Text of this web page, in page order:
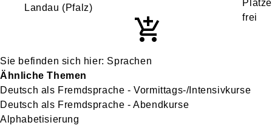
Landau (Pfalz)
Sprachen
Ähnliche Themen
Deutsch als Fremdsprache - Vormittags-/Intensivkurse
Deutsch als Fremdsprache - Abendkurse
Alphabetisierung